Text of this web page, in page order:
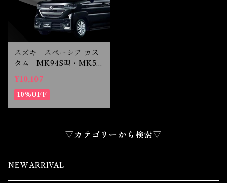
スズキ スペーシア カス
タム MK94S型・MK54
S型 R5.11- ヘッドライ
トプロテクションフィルム
¥10,107
10%OFF
▽カテゴリーから検索▽
NEW ARRIVAL